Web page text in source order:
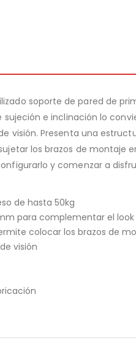
soporte de pared de
e inclinación lo
visión. Presenta una
los brazos de montaje
y comenzar a
de hasta 50kg
para complementar el
colocar los brazos de
visión